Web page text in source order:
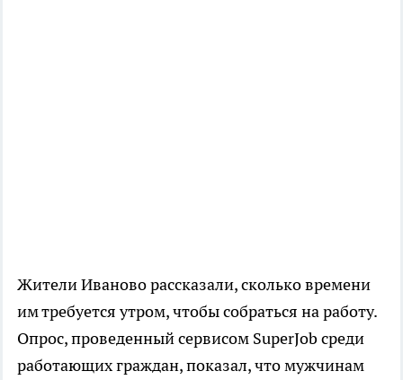
Жители Иваново рассказали, сколько времени
им требуется утром, чтобы собраться на работу.
Опрос, проведенный сервисом SuperJob среди
работающих граждан, показал, что мужчинам